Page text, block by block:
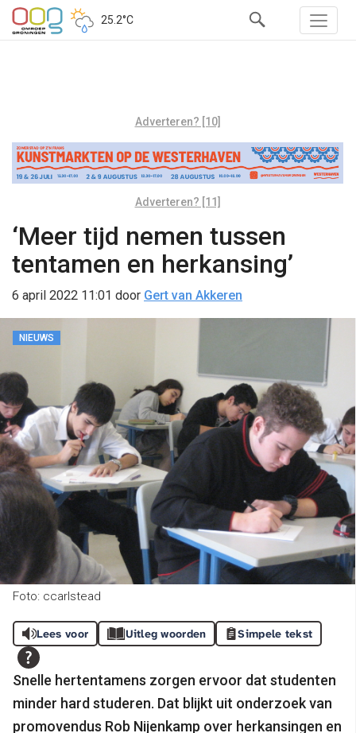
25.2°C
Adverteren? [10]
Adverteren? [11]
‘Meer tijd nemen tussen
tentamen en herkansing’
6 april 2022 11:01 door Gert van Akkeren
NIEUWS
Foto: ccarlstead
Lees voor Uitleg woorden Simpele tekst
Snelle hertentamens zorgen ervoor dat studenten
minder hard studeren. Dat blijkt uit onderzoek van
promovendus Rob Nijenkamp over herkansingen en